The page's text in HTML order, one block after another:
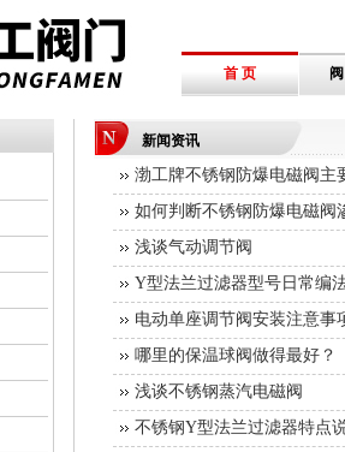
首 页
新闻资讯
渤工牌不锈钢防爆电磁阀主
如何判断不锈钢防爆电磁阀
浅谈气动调节阀
Y型法兰过滤器型号日常编
电动单座调节阀安装注意事
哪里的保温球阀做得最好？
浅谈不锈钢蒸汽电磁阀
不锈钢Y型法兰过滤器特点